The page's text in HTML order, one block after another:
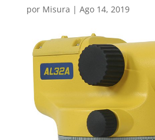
por Misura | Ago 14, 2019